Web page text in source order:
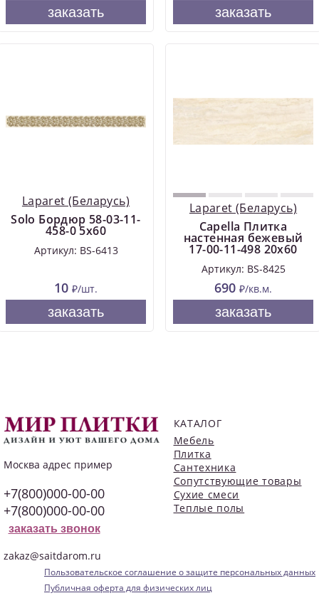
заказать заказать
Laparet (Беларусь)
Solo Бордюр 58-03-11-
458-0 5х60
Артикул: BS-6413
10 ₽/шт.
заказать
Laparet (Беларусь)
Capella Плитка
настенная бежевый
17-00-11-498 20х60
Артикул: BS-8425
690 ₽/кв.м.
заказать
Москва адрес пример
+7(800)000-00-00
+7(800)000-00-00
заказать звонок
zakaz@saitdarom.ru
КАТАЛОГ
Мебель
Плитка
Сантехника
Сопутствующие товары
Сухие смеси
Теплые полы
Пользовательское соглашение о защите персональных данных
Публичная оферта для физических лиц